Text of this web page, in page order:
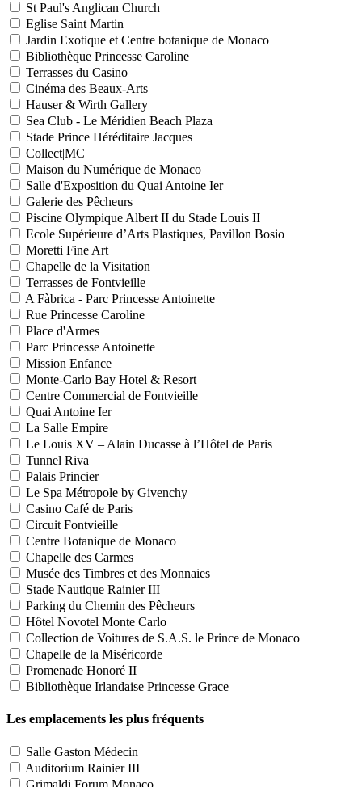
St Paul's Anglican Church
Eglise Saint Martin
Jardin Exotique et Centre botanique de Monaco
Bibliothèque Princesse Caroline
Terrasses du Casino
Cinéma des Beaux-Arts
Hauser & Wirth Gallery
Sea Club - Le Méridien Beach Plaza
Stade Prince Héréditaire Jacques
Collect|MC
Maison du Numérique de Monaco
Salle d'Exposition du Quai Antoine Ier
Galerie des Pêcheurs
Piscine Olympique Albert II du Stade Louis II
Ecole Supérieure d’Arts Plastiques, Pavillon Bosio
Moretti Fine Art
Chapelle de la Visitation
Terrasses de Fontvieille
A Fàbrica - Parc Princesse Antoinette
Rue Princesse Caroline
Place d'Armes
Parc Princesse Antoinette
Mission Enfance
Monte-Carlo Bay Hotel & Resort
Centre Commercial de Fontvieille
Quai Antoine Ier
La Salle Empire
Le Louis XV – Alain Ducasse à l’Hôtel de Paris
Tunnel Riva
Palais Princier
Le Spa Métropole by Givenchy
Casino Café de Paris
Circuit Fontvieille
Centre Botanique de Monaco
Chapelle des Carmes
Musée des Timbres et des Monnaies
Stade Nautique Rainier III
Parking du Chemin des Pêcheurs
Hôtel Novotel Monte Carlo
Collection de Voitures de S.A.S. le Prince de Monaco
Chapelle de la Miséricorde
Promenade Honoré II
Bibliothèque Irlandaise Princesse Grace
Les emplacements les plus fréquents
Salle Gaston Médecin
Auditorium Rainier III
Grimaldi Forum Monaco